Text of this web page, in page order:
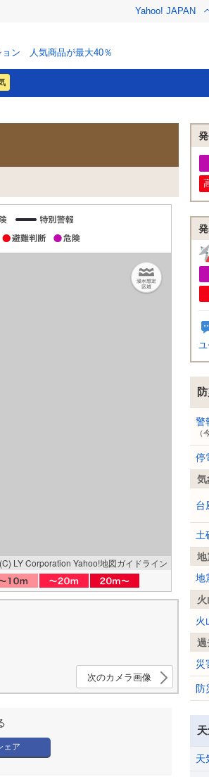
Yahoo! JAPAN
ョン 人気商品が最大40％
(C) LY Corporation Yahoo!地図ガイドライン
次のカメラ画像
ェア
警
（
停
気
台
土
地
地
火
過
災
防
天